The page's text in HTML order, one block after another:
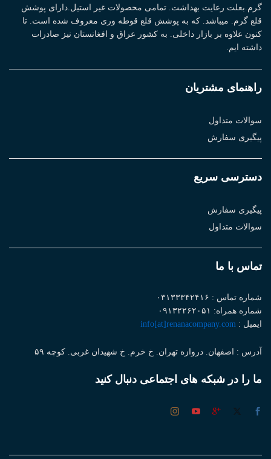
گرم.بعلت رعایت بهداشت. تمامی محصولات غیر استیل.دارای پوشش
قلع گرم. میباشد. که به پوشش قلع قوطه وری معروف شده است. تا
کنون علاوه بر بازار داخلی. به کشور عراق و افغانستان نیز صادرات
داشته ایم.
راهنمای مشتریان
سوالات متداول
پیگیری سفارش
دسترسی سریع
پیگیری سفارش
سوالات متداول
تماس با ما
شماره تماس : ۰۳۱۳۳۳۴۲۴۱۶
شماره همراه: ۰۹۱۳۲۲۶۲۰۵۱
ایمیل : info[at]renanacompany.com
آدرس : اصفهان. دروازه تهران. خ خرم. خ شهیدان غربی. کوچه ۵۹
ما را در شبکه های اجتماعی دنبال کنید